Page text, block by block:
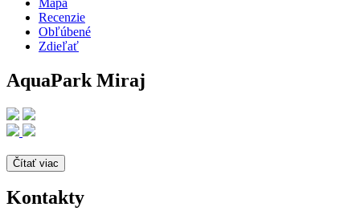
Mapa
Recenzie
Obľúbené
Zdieľať
AquaPark Miraj
Čítať viac
Kontakty